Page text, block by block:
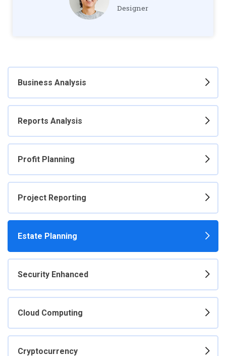
Designer
Business Analysis
Reports Analysis
Profit Planning
Project Reporting
Estate Planning
Security Enhanced
Cloud Computing
Cryptocurrency